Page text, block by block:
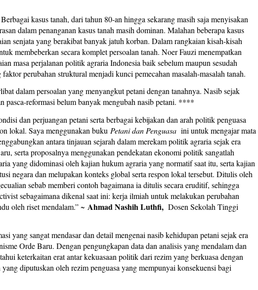
kasus tanah, dari tahun 80-an hingga sekarang masih saja menyisakan
dalam penanganan kasus tanah masih dominan. Malahan beberapa kasus
senjata yang berakibat banyak jatuh korban. Dalam rangkaian kisah-kisah
membeberkan secara komplet persoalan tanah. Noer Fauzi menempatkan
masa perjalanan politik agraria Indonesia baik sebelum maupun sesudah
perubahan struktural menjadi kunci pemecahan masalah-masalah tanah.
dalam persoalan yang menyangkut petani dengan tanahnya. Nasib sejak
pasca-reformasi belum banyak mengubah nasib petani. ****
dan perjuangan petani serta berbagai kebijakan dan arah politik penguasa
lokal. Saya menggunakan buku Petani dan Penguasa ini untuk mengajar mata
antara tinjauan sejarah dalam merekam politik agraria sejak era
serta proposalnya menggunakan pendekatan ekonomi politik sangatlah
yang didominasi oleh kajian hukum agraria yang normatif saat itu, serta kajian
negara dan melupakan konteks global serta respon lokal tersebut. Ditulis oleh
sebab memberi contoh bagaimana ia ditulis secara eruditif, sehingga
sebagaimana dikenal saat ini: kerja ilmiah untuk melakukan perubahan
oleh riset mendalam.” ~ Ahmad Nashih Luthfi, Dosen Sekolah Tinggi
yang sangat mendasar dan detail mengenai nasib kehidupan petani sejak era
Orde Baru. Dengan pengungkapan data dan analisis yang mendalam dan
keterkaitan erat antar kekuasaan politik dari rezim yang berkuasa dengan
diputuskan oleh rezim penguasa yang mempunyai konsekuensi bagi